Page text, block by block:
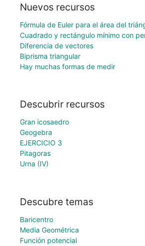
Nuevos recursos
Fórmula de Euler para el área del
Cuadrado y rectángulo mínimo con
Diferencia de vectores
Biprisma triangular
Hay muchas formas de medir
Descubrir recursos
Gran icosaedro
Geogebra
EJERCICIO 3
Pitagoras
Urna (IV)
Descubre temas
Baricentro
Media Geométrica
Función potencial